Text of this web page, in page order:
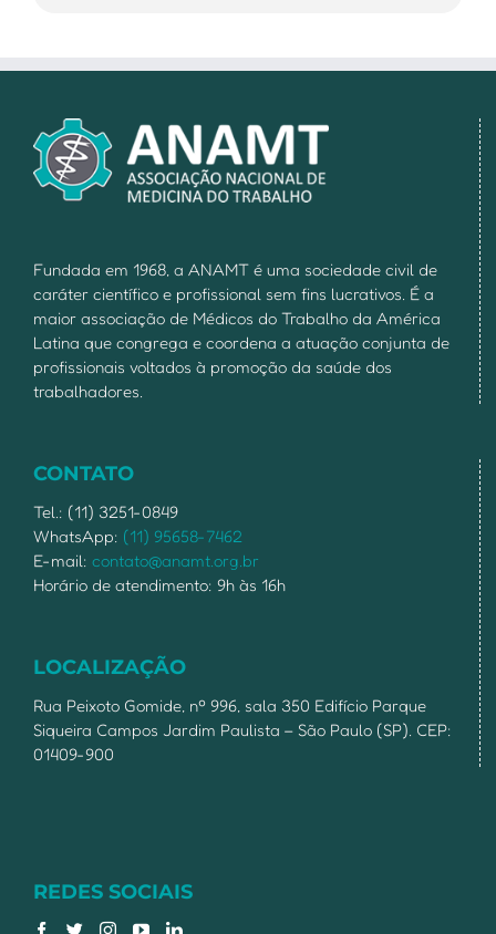
Fundada em 1968, a ANAMT é uma sociedade civil de
caráter científico e profissional sem fins lucrativos. É a
maior associação de Médicos do Trabalho da América
Latina que congrega e coordena a atuação conjunta de
profissionais voltados à promoção da saúde dos
trabalhadores.
CONTATO
Tel.: (11) 3251-0849
WhatsApp: (11) 95658-7462
E-mail: contato@anamt.org.br
Horário de atendimento: 9h às 16h
LOCALIZAÇÃO
Rua Peixoto Gomide, nº 996, sala 350 Edifício Parque
Siqueira Campos Jardim Paulista – São Paulo (SP). CEP:
01409-900
REDES SOCIAIS